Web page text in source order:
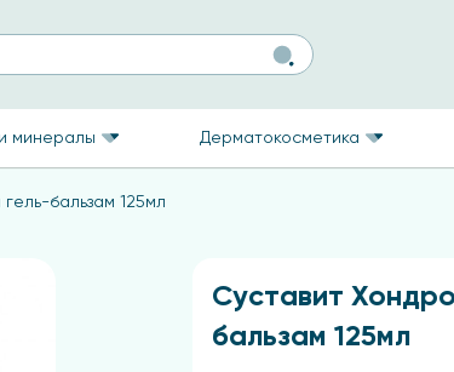
минералы Дерматокосметика
бальзам 125мл
Суставит
бальзам 125мл